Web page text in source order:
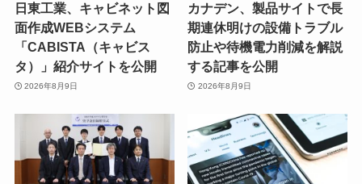
日東工業、キャビネット図
面作成WEBシステム
「CABISTA（キャビス
タ）」紹介サイトを公開
2026年8月9日
カナデン、製品サイトで長
期連休明けの設備トラブル
防止や待機電力削減を解説
する記事を公開
2026年8月9日